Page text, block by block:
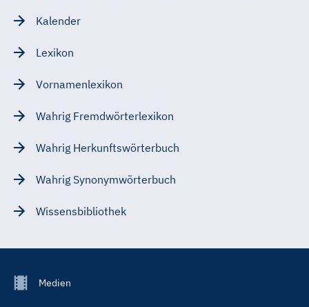
Kalender
Lexikon
Vornamenlexikon
Wahrig Fremdwörterlexikon
Wahrig Herkunftswörterbuch
Wahrig Synonymwörterbuch
Wissensbibliothek
FooterMedien